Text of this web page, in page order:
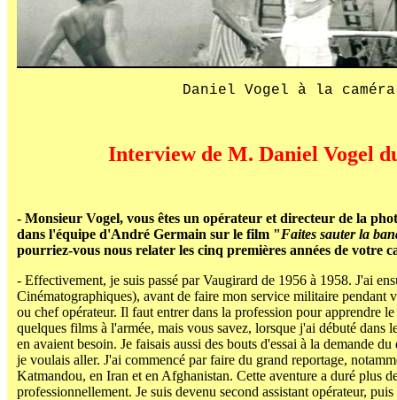
Daniel Vogel à la
Interview de M. Daniel Vogel
- Monsieur Vogel, vous êtes un opérateur et directeur de la
dans l'équipe d'André Germain sur le film "Faites sauter la
pourriez-vous nous relater les cinq premières années de votre
- Effectivement, je suis passé par Vaugirard de 1956 à 1958. J'ai
Cinématographiques), avant de faire mon service militaire pendant
ou chef opérateur. Il faut entrer dans la profession pour apprendre
quelques films à l'armée, mais vous savez, lorsque j'ai débuté dans
en avaient besoin. Je faisais aussi des bouts d'essai à la demande
je voulais aller. J'ai commencé par faire du grand reportage,
Katmandou, en Iran et en Afghanistan. Cette aventure a duré plus
professionnellement. Je suis devenu second assistant opérateur,